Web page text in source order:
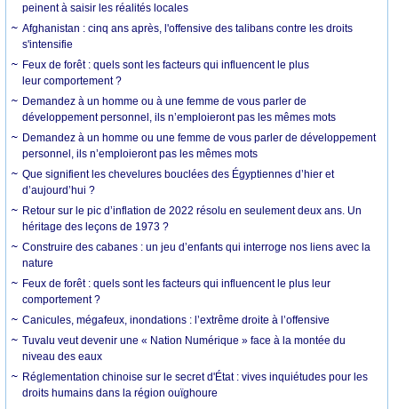
peinent à saisir les réalités locales
Afghanistan : cinq ans après, l'offensive des talibans contre les droits
s'intensifie
Feux de forêt : quels sont les facteurs qui influencent le plus
leur comportement ?
Demandez à un homme ou à une femme de vous parler de
développement personnel, ils n’emploieront pas les mêmes mots
Demandez à un homme ou une femme de vous parler de développement
personnel, ils n’emploieront pas les mêmes mots
Que signifient les chevelures bouclées des Égyptiennes d’hier et
d’aujourd’hui ?
Retour sur le pic d’inflation de 2022 résolu en seulement deux ans. Un
héritage des leçons de 1973 ?
Construire des cabanes : un jeu d’enfants qui interroge nos liens avec la
nature
Feux de forêt : quels sont les facteurs qui influencent le plus leur
comportement ?
Canicules, mégafeux, inondations : l’extrême droite à l’offensive
Tuvalu veut devenir une « Nation Numérique » face à la montée du
niveau des eaux
Réglementation chinoise sur le secret d'État : vives inquiétudes pour les
droits humains dans la région ouïghoure